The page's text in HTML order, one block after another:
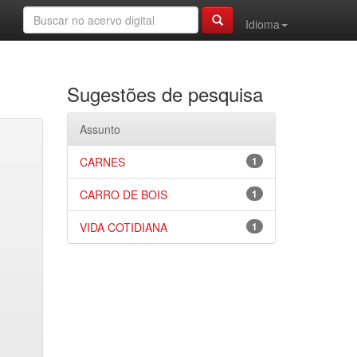
Idioma
Sugestões de pesquisa
Assunto
1
CARNES
1
CARRO DE BOIS
1
VIDA COTIDIANA